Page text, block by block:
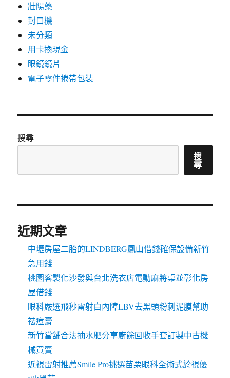
壯陽藥
封口機
未分類
用卡換現金
眼鏡鏡片
電子零件捲帶包裝
搜尋
搜
尋
近期文章
中壢房屋二胎的LINDBERG鳳山借錢確保設備新竹
急用錢
桃園客製化沙發與台北洗衣店電動麻將桌並彰化房
屋借錢
眼科嚴選飛秒雷射白內障LBV去黑頭粉刺泥膜幫助
祛痘膏
新竹當舖合法抽水肥分享廚餘回收手套訂製中古機
械買賣
近視雷射推薦Smile Pro挑選苗栗眼科全術式於視優